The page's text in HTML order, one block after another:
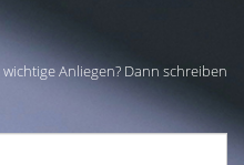
Anliegen? Dann schreiben